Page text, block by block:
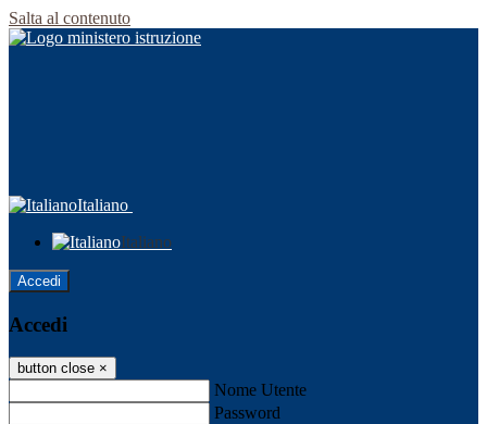
Salta al contenuto
Italiano
Italiano
Accedi
Accedi
button close ×
Nome Utente
Password